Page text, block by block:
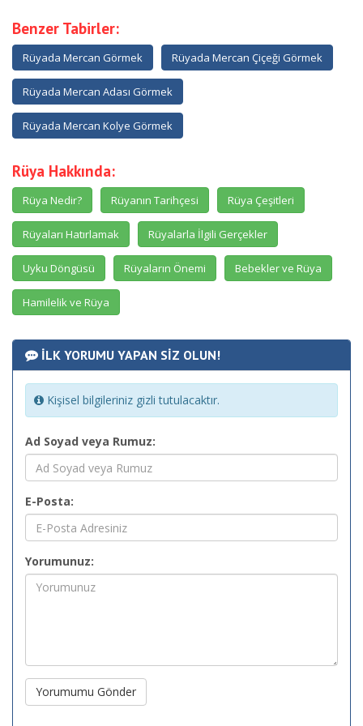
Benzer Tabirler:
Rüyada Mercan Görmek Rüyada Mercan Çiçeği Görmek
Rüyada Mercan Adası Görmek
Rüyada Mercan Kolye Görmek
Rüya Hakkında:
Rüya Nedir? Rüyanın Tarihçesi Rüya Çeşitleri
Rüyaları Hatırlamak Rüyalarla İlgili Gerçekler
Uyku Döngüsü Rüyaların Önemi Bebekler ve Rüya
Hamilelik ve Rüya
İLK YORUMU YAPAN SİZ OLUN!
Kişisel bilgileriniz gizli tutulacaktır.
Ad Soyad veya Rumuz:
E-Posta:
Yorumunuz:
Yorumumu Gönder